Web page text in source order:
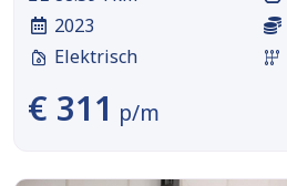
2023
Elektrisch
€ 311 p/m